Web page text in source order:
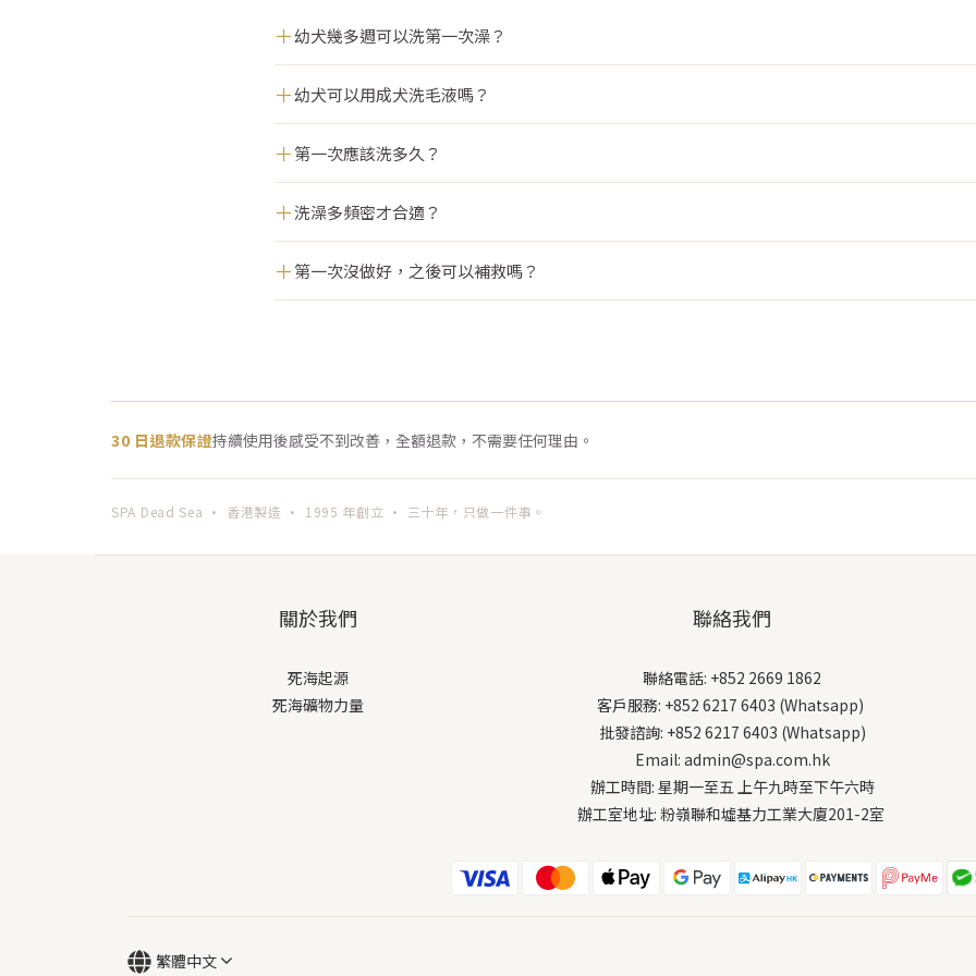
＋幼犬幾多週可以洗第一次澡？
＋幼犬可以用成犬洗毛液嗎？
＋第一次應該洗多久？
＋洗澡多頻密才合適？
＋第一次沒做好，之後可以補救嗎？
30 日退款保證持續使用後感受不到改善，全額退款，不需要任何理由。
SPA Dead Sea · 香港製造 · 1995 年創立 · 三十年，只做一件事。
關於我們
死海起源
死海礦物力量
聯絡我們
聯絡電話: +852 2669 1862
客戶服務: +852 6217 6403 (Whatsapp)
批發諮詢: +852 6217 6403 (Whatsapp)
Email: admin@spa.com.hk
辦工時間: 星期一至五 上午九時至下午六時
辦工室地址: 粉嶺聯和墟基力工業大廈201-2室
繁體中文